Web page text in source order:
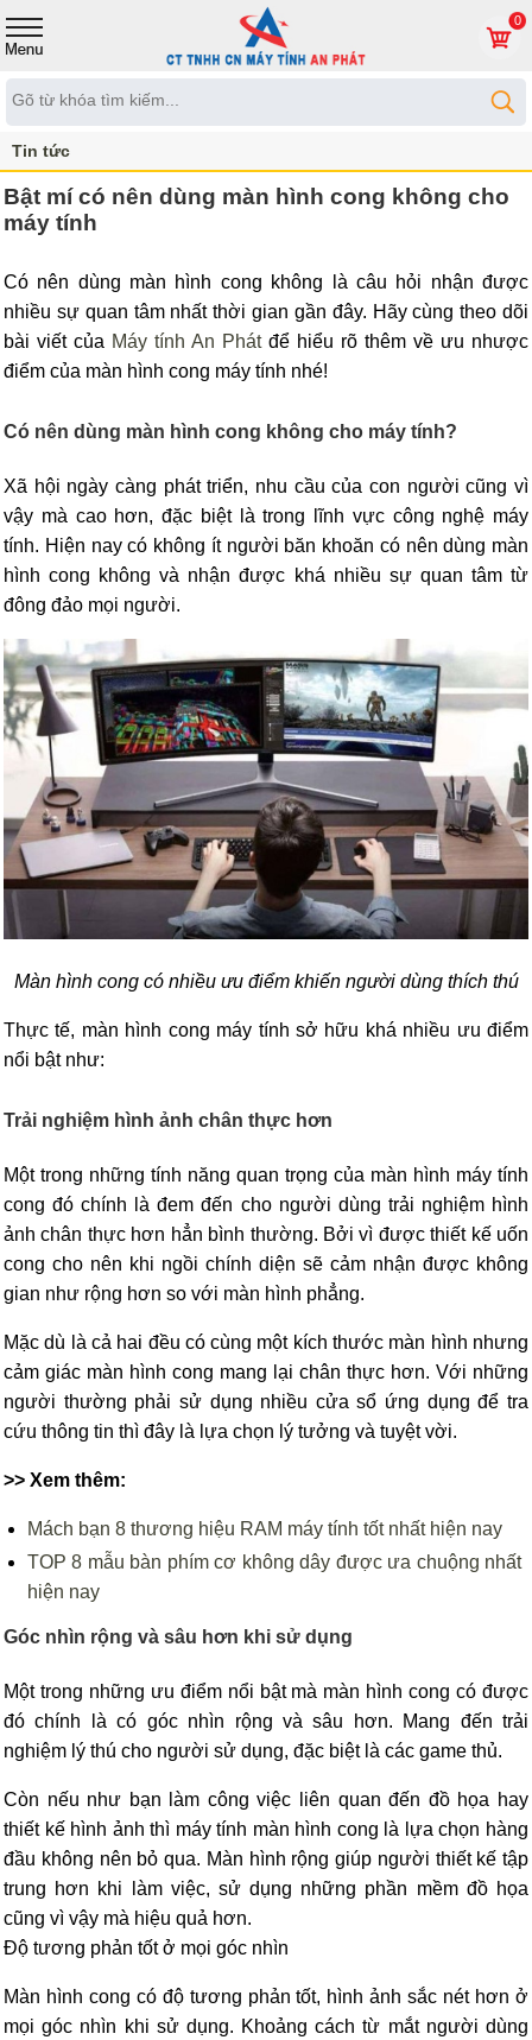
0
Tin tức
Bật mí có nên dùng màn hình cong không cho
máy tính
Có nên dùng màn hình cong không là câu hỏi nhận được
nhiều sự quan tâm nhất thời gian gần đây. Hãy cùng theo dõi
bài viết của Máy tính An Phátđể hiểu rõ thêm về ưu nhược
điểm của màn hình cong máy tính nhé!
Có nên dùng màn hình cong không cho máy tính?
Xã hội ngày càng phát triển, nhu cầu của con người cũng vì
vậy mà cao hơn, đặc biệt là trong lĩnh vực công nghệ máy
tính. Hiện nay có không ít người băn khoăn có nên dùng màn
hình cong không và nhận được khá nhiều sự quan tâm từ
đông đảo mọi người.
Màn hình cong có nhiều ưu điểm khiến người dùng thích thú
Thực tế, màn hình cong máy tính sở hữu khá nhiều ưu điểm
nổi bật như:
Trải nghiệm hình ảnh chân thực hơn
Một trong những tính năng quan trọng của màn hình máy tính
cong đó chính là đem đến cho người dùng trải nghiệm hình
ảnh chân thực hơn hẳn bình thường. Bởi vì được thiết kế uốn
cong cho nên khi ngồi chính diện sẽ cảm nhận được không
gian như rộng hơn so với màn hình phẳng.
Mặc dù là cả hai đều có cùng một kích thước màn hình nhưng
cảm giác màn hình cong mang lại chân thực hơn. Với những
người thường phải sử dụng nhiều cửa sổ ứng dụng để tra
cứu thông tin thì đây là lựa chọn lý tưởng và tuyệt vời.
>> Xem thêm:
Mách bạn 8 thương hiệu RAM máy tính tốt nhất hiện nay
TOP 8 mẫu bàn phím cơ không dây được ưa chuộng nhất
hiện nay
Góc nhìn rộng và sâu hơn khi sử dụng
Một trong những ưu điểm nổi bật mà màn hình cong có được
đó chính là có góc nhìn rộng và sâu hơn. Mang đến trải
nghiệm lý thú cho người sử dụng, đặc biệt là các game thủ.
Còn nếu như bạn làm công việc liên quan đến đồ họa hay
thiết kế hình ảnh thì máy tính màn hình cong là lựa chọn hàng
đầu không nên bỏ qua. Màn hình rộng giúp người thiết kế tập
trung hơn khi làm việc, sử dụng những phần mềm đồ họa
cũng vì vậy mà hiệu quả hơn.
Độ tương phản tốt ở mọi góc nhìn
Màn hình cong có độ tương phản tốt, hình ảnh sắc nét hơn ở
mọi góc nhìn khi sử dụng. Khoảng cách từ mắt người dùng